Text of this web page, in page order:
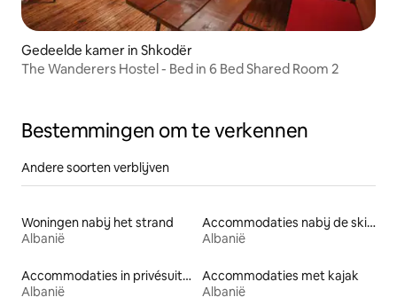
Gedeelde kamer in Shkodër
The Wanderers Hostel - Bed in 6 Bed Shared Room 2
Bestemmingen om te verkennen
Andere soorten verblijven
Woningen nabij het strand
Albanië
Accommodaties nabij de skipiste
Albanië
Accommodaties in privésuites
Albanië
Accommodaties met kajak
Albanië